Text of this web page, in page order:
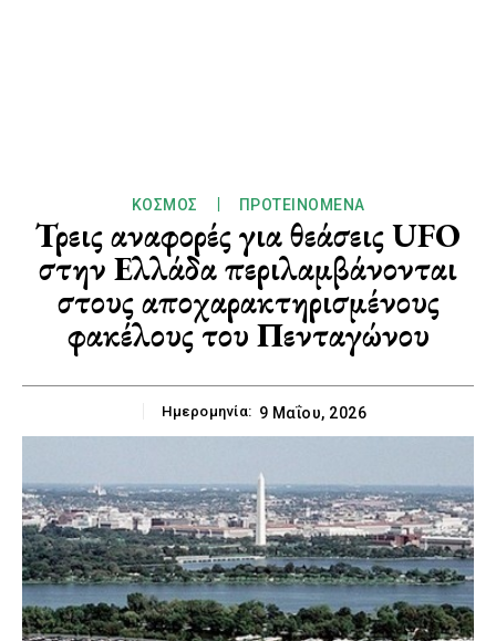
ΚΌΣΜΟΣ ΠΡΟΤΕΙΝΌΜΕΝΑ
Τρεις αναφορές για θεάσεις UFO
στην Ελλάδα περιλαμβάνονται
στους αποχαρακτηρισμένους
φακέλους του Πενταγώνου
Ημερομηνία: 9 Μαΐου, 2026